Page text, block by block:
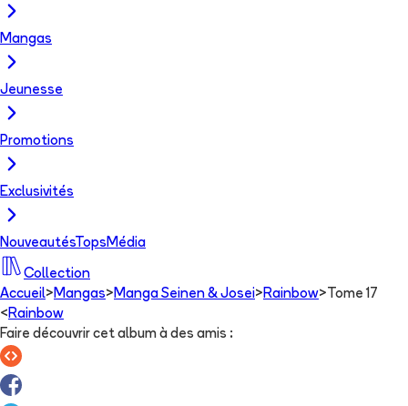
Mangas
Jeunesse
Promotions
Exclusivités
NouveautésTops Média
Collection
Accueil> Mangas> Manga Seinen & Josei> Rainbow> Tome 17
< Rainbow
Faire découvrir cet album à des amis :